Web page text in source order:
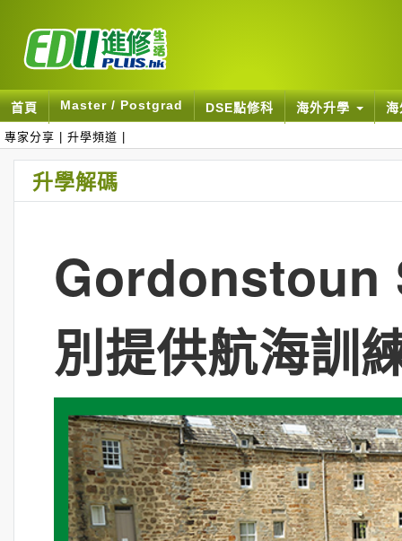
首頁 Master / Postgrad DSE點修科 海外升學
專家分享 升學頻道
升學解碼
Gordonstoun
別提供航海訓